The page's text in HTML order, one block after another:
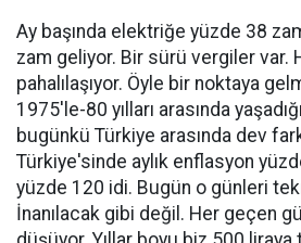
Ay başında elektriğe yüzde 38
zam geliyor. Bir sürü vergiler var.
pahalılaşıyor. Öyle bir noktaya
1975'le-80 yılları arasında
bugünkü Türkiye arasında dev
Türkiye'sinde aylık enflasyon
yüzde 120 idi. Bugün o günleri
İnanılacak gibi değil. Her geçen